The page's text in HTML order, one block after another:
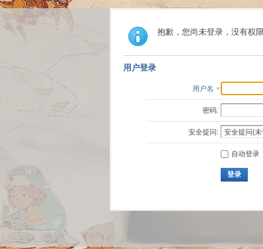
抱歉，您尚未登录，没有权
用户登录
用户名
密码:
安全提问:
自动登录
登录